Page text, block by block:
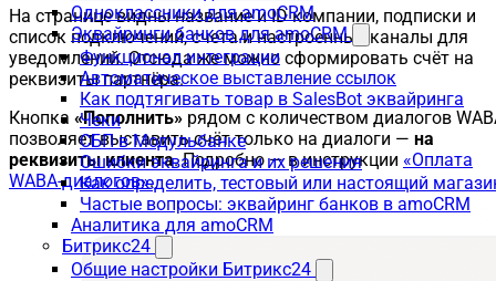
Одноклассники для amoCRM
Эквайринги банков для amoCRM
Функционал интеграции
Автоматическое выставление ссылок
Как подтягивать товар в SalesBot эквайринга
Чеки
СБП в Модульбанке
Ошибки эквайринга и их решения
Как определить, тестовый или настоящий
Частые вопросы: эквайринг банков в amoCRM
Аналитика для amoCRM
Битрикс24
Общие настройки Битрикс24
На странице видны название и ID компании, подписки и
список подключений, счета и настроенные каналы для
уведомлений. Отсюда же можно сформировать счёт на
реквизиты партнёра.
Кнопка «Пополнить» рядом с количеством диалогов
позволяет выставить счёт только на диалоги — на
реквизиты клиента. Подробно — в инструкции «Оплата
WABA-диалогов».